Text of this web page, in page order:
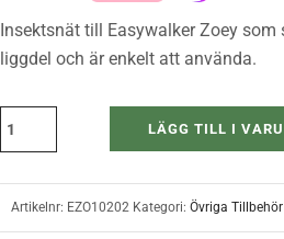
Insektsnät till Easywalker Zoey
liggdel och är enkelt att använda.
LÄGG TILL I
Artikelnr: EZO10202 Kategori: Övriga Tillbehör